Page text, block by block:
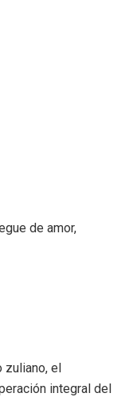
de amor,
zuliano, el
integral del